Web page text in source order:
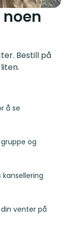
Bestill på
å se
og
venter på